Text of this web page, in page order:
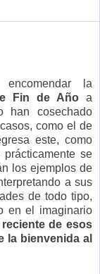
la
Fin de Año a
han cosechado
como el de
este, como
se
los ejemplos de
a sus
de todo tipo,
en el imaginario
de esos
la bienvenida al